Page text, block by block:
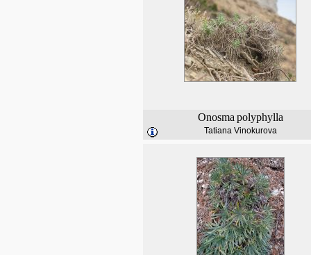
Onosma polyphylla
Tatiana Vinokurova